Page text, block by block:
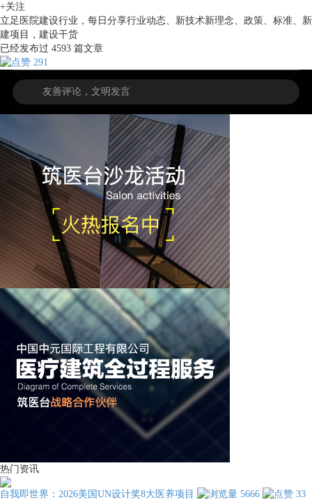
+关注
立足医院建设行业，每日分享行业动态、新技术新理念、政策、标准、新
建项目，建设干货
已经发布过 4593 篇文章
291
热门资讯
自我即世界：2026美国UN设计奖8大医养项目 5666 33